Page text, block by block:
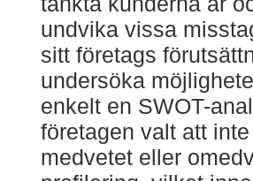
undvika vissa
sitt företags
undersöka
enkelt en SWOT-
företagen valt att
medvetet eller